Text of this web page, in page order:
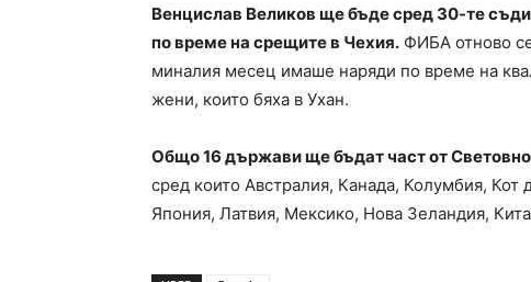
Венцислав Великов ще бъде сред 30-те
по време на срещите в Чехия. ФИБА отново
миналия месец имаше наряди по време на
жени, които бяха в Ухан.
Общо 16 държави ще бъдат част от
сред които Австралия, Канада, Колумбия, Кот
Япония, Латвия, Мексико, Нова Зеландия,